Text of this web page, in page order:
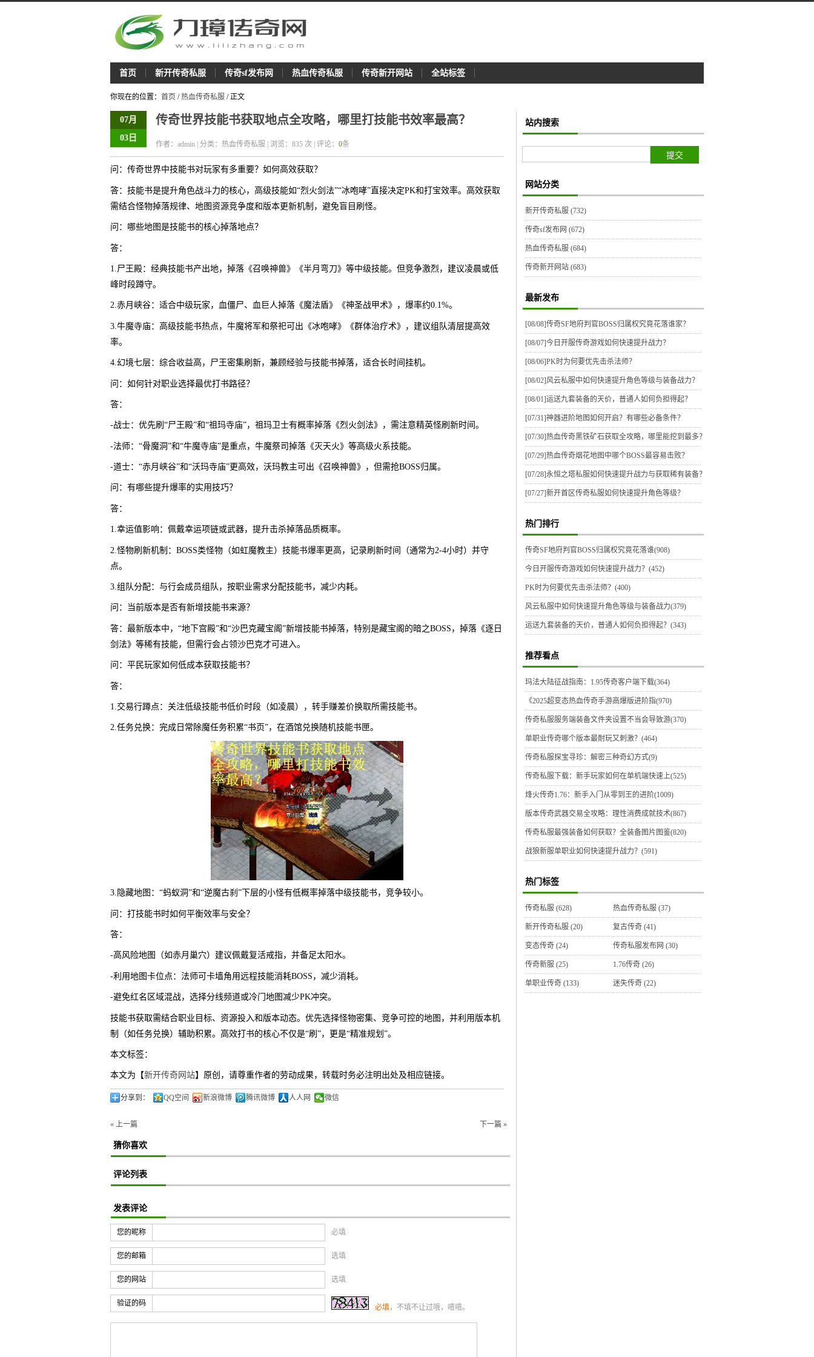
首页 新开传奇私服 传奇sf发布网 热血传奇私服 传奇新开网站 全站标签
你现在的位置： 首页 /热血传奇私服 / 正文
07月
03日
传奇世界技能书获取地点全攻略，哪里打技能书效率最高？
作者：admin | 分类：热血传奇私服 | 浏览： 835 次 | 评论： 0条
问：传奇世界中技能书对玩家有多重要？如何高效获取？
答：技能书是提升角色战斗力的核心，高级技能如“烈火剑法”“冰咆哮”直接决定PK和打宝效率。高效获取
需结合怪物掉落规律、地图资源竞争度和版本更新机制，避免盲目刷怪。
问：哪些地图是技能书的核心掉落地点？
答：
1.尸王殿：经典技能书产出地，掉落《召唤神兽》《半月弯刀》等中级技能。但竞争激烈，建议凌晨或低
峰时段蹲守。
2.赤月峡谷：适合中级玩家，血僵尸、血巨人掉落《魔法盾》《神圣战甲术》，爆率约0.1%。
3.牛魔寺庙：高级技能书热点，牛魔将军和祭祀可出《冰咆哮》《群体治疗术》，建议组队清层提高效
率。
4.幻境七层：综合收益高，尸王密集刷新，兼顾经验与技能书掉落，适合长时间挂机。
问：如何针对职业选择最优打书路径？
答：
-战士：优先刷“尸王殿”和“祖玛寺庙”，祖玛卫士有概率掉落《烈火剑法》，需注意精英怪刷新时间。
-法师：“骨魔洞”和“牛魔寺庙”是重点，牛魔祭司掉落《灭天火》等高级火系技能。
-道士：“赤月峡谷”和“沃玛寺庙”更高效，沃玛教主可出《召唤神兽》，但需抢BOSS归属。
问：有哪些提升爆率的实用技巧？
答：
1.幸运值影响：佩戴幸运项链或武器，提升击杀掉落品质概率。
2.怪物刷新机制：BOSS类怪物（如虹魔教主）技能书爆率更高，记录刷新时间（通常为2-4小时）并守
点。
3.组队分配：与行会成员组队，按职业需求分配技能书，减少内耗。
问：当前版本是否有新增技能书来源？
答：最新版本中，“地下宫殿”和“沙巴克藏宝阁”新增技能书掉落，特别是藏宝阁的暗之BOSS，掉落《逐日
剑法》等稀有技能，但需行会占领沙巴克才可进入。
问：平民玩家如何低成本获取技能书？
答：
1.交易行蹲点：关注低级技能书低价时段（如凌晨），转手赚差价换取所需技能书。
2.任务兑换：完成日常除魔任务积累“书页”，在酒馆兑换随机技能书匣。
3.隐藏地图：“蚂蚁洞”和“逆魔古刹”下层的小怪有低概率掉落中级技能书，竞争较小。
问：打技能书时如何平衡效率与安全？
答：
-高风险地图（如赤月巢穴）建议佩戴复活戒指，并备足太阳水。
-利用地图卡位点：法师可卡墙角用远程技能消耗BOSS，减少消耗。
-避免红名区域混战，选择分线频道或冷门地图减少PK冲突。
技能书获取需结合职业目标、资源投入和版本动态。优先选择怪物密集、竞争可控的地图，并利用版本机
制（如任务兑换）辅助积累。高效打书的核心不仅是“刷”，更是“精准规划”。
本文标签：
本文为【新开传奇网站】原创，请尊重作者的劳动成果，转载时务必注明出处及相应链接。
分享到： QQ空间 新浪微博 腾讯微博 人人网 微信
« 上一篇 下一篇 »
猜你喜欢
评论列表
发表评论
您的昵称 必填
您的邮箱 选填
您的网站 选填
验证的码 必填，不填不让过哦，嘻嘻。
站内搜索
网站分类
新开传奇私服 (732)
传奇sf发布网 (672)
热血传奇私服 (684)
传奇新开网站 (683)
最新发布
[08/08]传奇SF地府判官BOSS归属权究竟花落谁家？
[08/07]今日开服传奇游戏如何快速提升战力？
[08/06]PK时为何要优先击杀法师？
[08/02] 风云私服中如何快速提升角色等级与装备战力？
[08/01]运送九套装备的天价，普通人如何负担得起？
[07/31]神器进阶地图如何开启？有哪些必备条件？
[07/30]热血传奇黑铁矿石获取全攻略，哪里能挖到最多？
[07/29]热血传奇烟花地图中哪个BOSS最容易击败？
[07/28]永恒之塔私服如何快速提升战力与获取稀有装备？
[07/27]新开首区传奇私服如何快速提升角色等级？
热门排行
传奇SF地府判官BOSS归属权究竟花落谁(908)
今日开服传奇游戏如何快速提升战力？(452)
PK时为何要优先击杀法师？(400)
风云私服中如何快速提升角色等级与装备战力(379)
运送九套装备的天价，普通人如何负担得起？(343)
推荐看点
玛法大陆征战指南：1.95传奇客户端下载(364)
《2025超变态热血传奇手游高爆版进阶指(970)
传奇私服服务端装备文件夹设置不当会导致游(370)
单职业传奇哪个版本最耐玩又刺激？(464)
传奇私服探宝寻珍：解密三种奇幻方式(9)
传奇私服下载：新手玩家如何在单机端快速上(525)
烽火传奇1.76：新手入门从零到王的进阶(1009)
版本传奇武器交易全攻略：理性消费成就技术(867)
传奇私服最强装备如何获取？全装备图片图鉴(820)
战狼新服单职业如何快速提升战力？(591)
热门标签
传奇私服 (628) 热血传奇私服 (37)
新开传奇私服 (20) 复古传奇 (41)
变态传奇 (24) 传奇私服发布网 (30)
传奇新服 (25) 1.76传奇 (26)
单职业传奇 (133) 迷失传奇 (22)